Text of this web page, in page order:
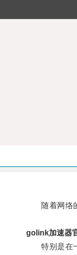
随着网络的
golink加速器
特别是在一